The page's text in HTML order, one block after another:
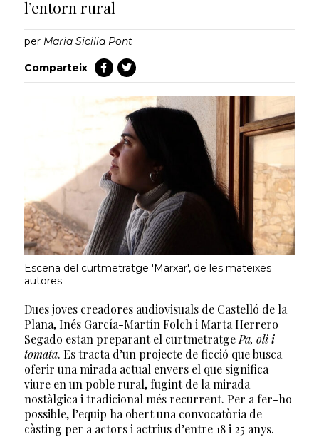
l’entorn rural
per Maria Sicilia Pont
Comparteix
Escena del curtmetratge 'Marxar', de les mateixes
autores
Dues joves creadores audiovisuals de Castelló de la
Plana, Inés García-Martín Folch i Marta Herrero
Segado estan preparant el curtmetratge Pa, oli i
tomata. Es tracta d’un projecte de ficció que busca
oferir una mirada actual envers el que significa
viure en un poble rural, fugint de la mirada
nostàlgica i tradicional més recurrent. Per a fer-ho
possible, l’equip ha obert una convocatòria de
càsting per a actors i actrius d’entre 18 i 25 anys.